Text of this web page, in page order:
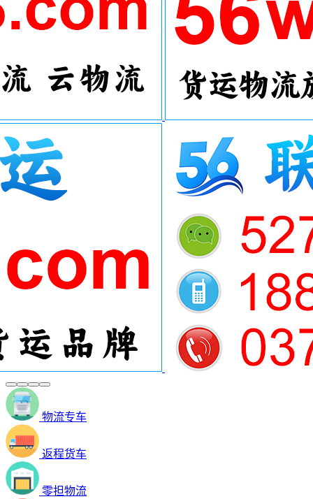
物流专车
返程货车
零担物流